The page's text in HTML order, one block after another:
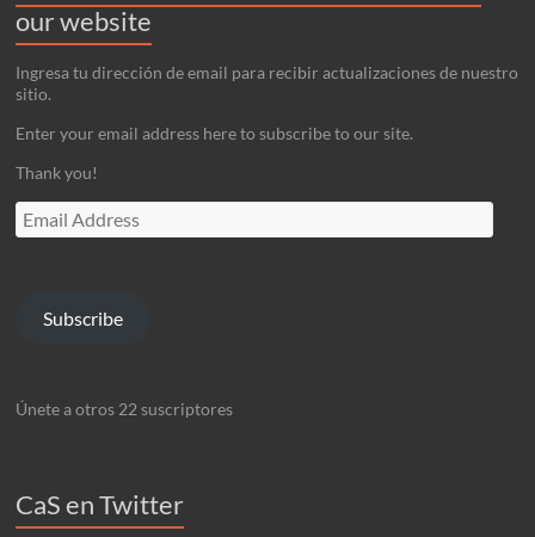
our website
Ingresa tu dirección de email para recibir actualizaciones de nuestro
sitio.
Enter your email address here to subscribe to our site.
Thank you!
Email
Address
Subscribe
Únete a otros 22 suscriptores
CaS en Twitter